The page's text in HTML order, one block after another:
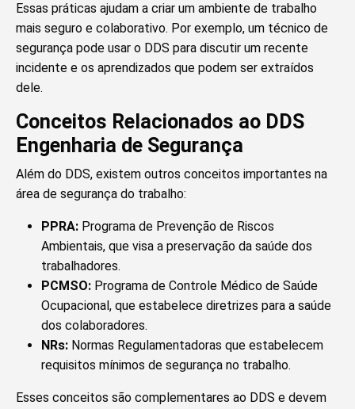
Essas práticas ajudam a criar um ambiente de trabalho
mais seguro e colaborativo. Por exemplo, um técnico de
segurança pode usar o DDS para discutir um recente
incidente e os aprendizados que podem ser extraídos
dele.
Conceitos Relacionados ao DDS
Engenharia de Segurança
Além do DDS, existem outros conceitos importantes na
área de segurança do trabalho:
PPRA: Programa de Prevenção de Riscos
Ambientais, que visa a preservação da saúde dos
trabalhadores.
PCMSO: Programa de Controle Médico de Saúde
Ocupacional, que estabelece diretrizes para a saúde
dos colaboradores.
NRs: Normas Regulamentadoras que estabelecem
requisitos mínimos de segurança no trabalho.
Esses conceitos são complementares ao DDS e devem